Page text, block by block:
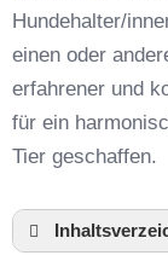
Hundehalter/
einen oder
erfahrener und
für ein
Tier geschaffen.